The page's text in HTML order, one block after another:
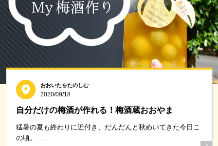
おおいたをたのしむ
2020/09/18
自分だけの梅酒が作れる！梅酒蔵おおやま
猛暑の夏も終わりに近付き、だんだんと秋めいてきた今日こ
の頃。 ......